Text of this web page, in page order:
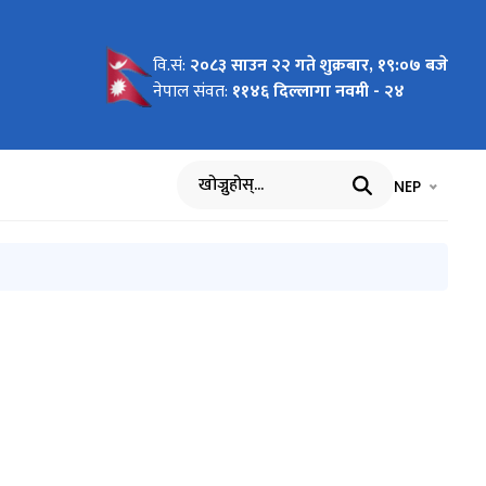
वि.सं: २०८३ साउन २२ गते शुक्रबार, १९:०७ बजे
नेपाल संवत: ११४६ दिल्लागा नवमी - २४
खोज्नुहोस् भाषा चयन
NEP
सम्बन्धी प्रेस विज्ञप्ति